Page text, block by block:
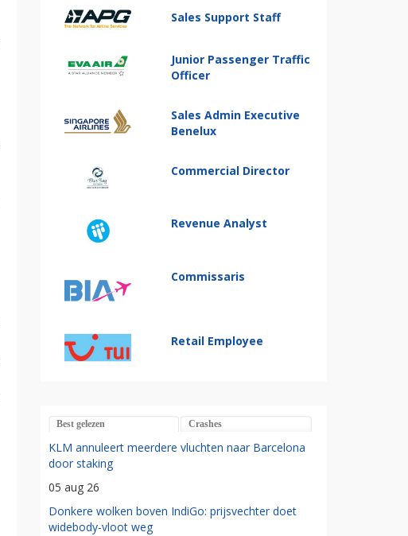
Sales Support Staff
Junior Passenger Traffic
Officer
Sales Admin Executive
Benelux
Commercial Director
Revenue Analyst
Commissaris
Retail Employee
Best gelezen Crashes
KLM annuleert meerdere vluchten naar Barcelona
door staking
05 aug 26
Donkere wolken boven IndiGo: prijsvechter doet
widebody-vloot weg